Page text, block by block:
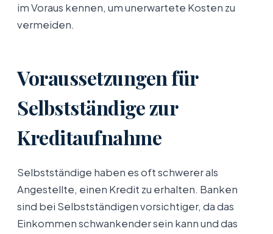
im Voraus kennen, um unerwartete Kosten zu
vermeiden.
Voraussetzungen für
Selbstständige zur
Kreditaufnahme
Selbstständige haben es oft schwerer als
Angestellte, einen Kredit zu erhalten. Banken
sind bei Selbstständigen vorsichtiger, da das
Einkommen schwankender sein kann und das